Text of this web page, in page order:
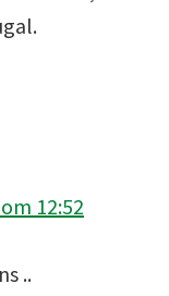
12:52
..